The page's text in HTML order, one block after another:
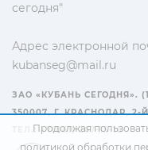
сегодня"
Адрес электронной
kubanseg@mail.ru
ЗАО «КУБАНЬ СЕГОДНЯ».
350007, Г. КРАСНОДАР,
ТЕЛ.: +7(861) 267-15-15
Продолжая
политикой обработки